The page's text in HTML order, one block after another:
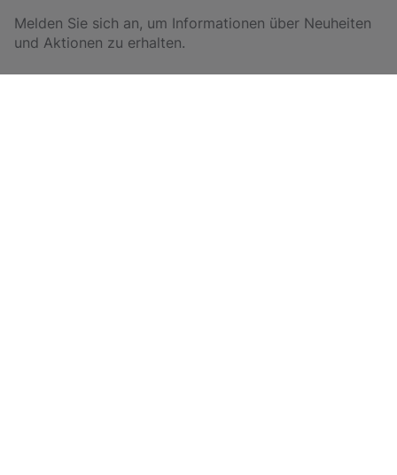
Melden Sie sich an, um Informationen über Neuheiten
und Aktionen zu erhalten.